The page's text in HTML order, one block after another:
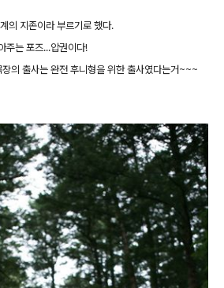
의 지존이라 부르기로 했다.
주는 포즈...압권이다!
의 출사는 완전 후니형을 위한 출사였다는거~~~